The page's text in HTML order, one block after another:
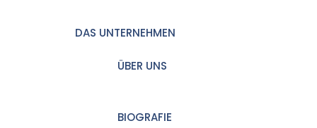
DAS UNTERNEHMEN
ÜBER UNS
BIOGRAFIE